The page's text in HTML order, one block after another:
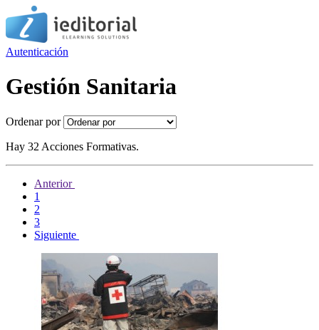
Autenticación
Gestión Sanitaria
Ordenar por
Hay 32 Acciones Formativas.
Anterior
1
2
3
Siguiente